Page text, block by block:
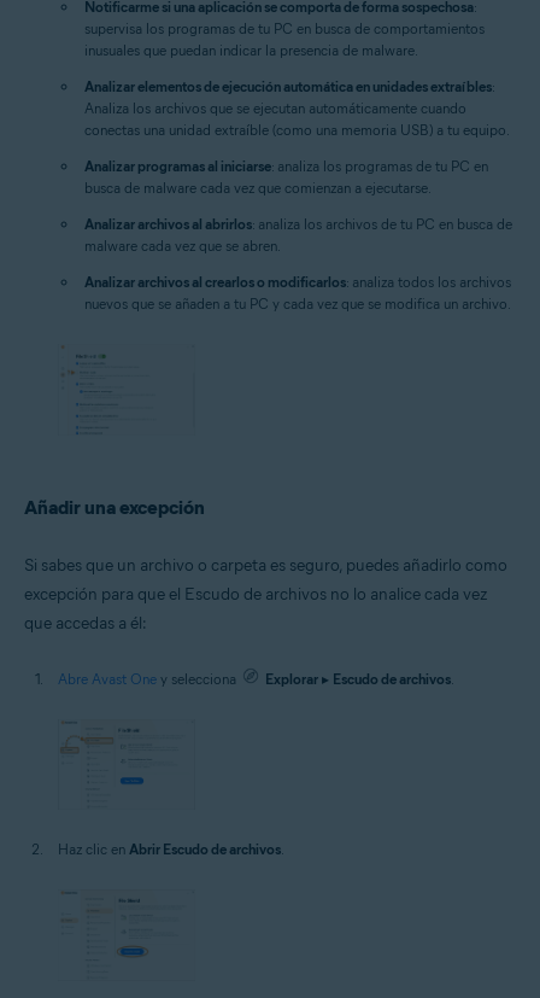
Notificarme si una aplicación se comporta de forma sospechosa:
supervisa los programas de tu PC en busca de comportamientos
inusuales que puedan indicar la presencia de malware.
Analizar elementos de ejecución automática en unidades extraíbles:
Analiza los archivos que se ejecutan automáticamente cuando
conectas una unidad extraíble (como una memoria USB) a tu equipo.
Analizar programas al iniciarse: analiza los programas de tu PC en
busca de malware cada vez que comienzan a ejecutarse.
Analizar archivos al abrirlos: analiza los archivos de tu PC en busca de
malware cada vez que se abren.
Analizar archivos al crearlos o modificarlos: analiza todos los archivos
nuevos que se añaden a tu PC y cada vez que se modifica un archivo.
Añadir una excepción
Si sabes que un archivo o carpeta es seguro, puedes añadirlo como
excepción para que el Escudo de archivos no lo analice cada vez
que accedas a él:
Abre Avast One y selecciona Explorar ▸ Escudo de archivos
Haz clic en Abrir Escudo de archivos.